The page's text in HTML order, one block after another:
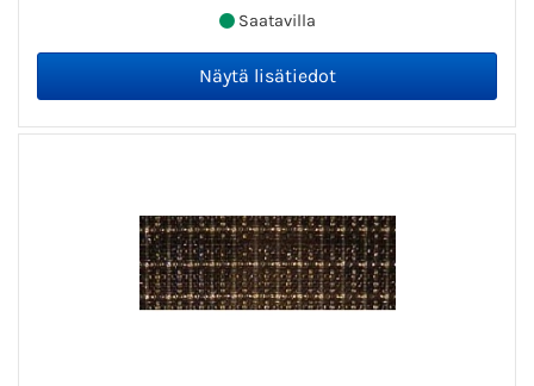
Saatavilla